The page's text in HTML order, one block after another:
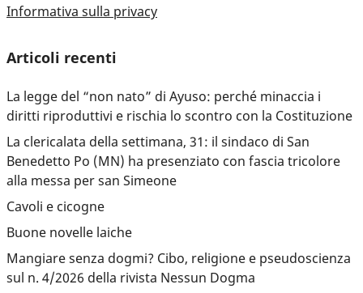
Informativa sulla privacy
Articoli recenti
La legge del “non nato” di Ayuso: perché minaccia i
diritti riproduttivi e rischia lo scontro con la Costituzione
La clericalata della settimana, 31: il sindaco di San
Benedetto Po (MN) ha presenziato con fascia tricolore
alla messa per san Simeone
Cavoli e cicogne
Buone novelle laiche
Mangiare senza dogmi? Cibo, religione e pseudoscienza
sul n. 4/2026 della rivista Nessun Dogma